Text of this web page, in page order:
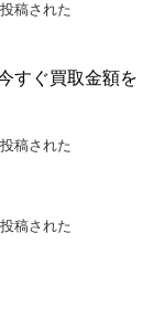
稿された
すぐ買取金額を
稿された
稿された